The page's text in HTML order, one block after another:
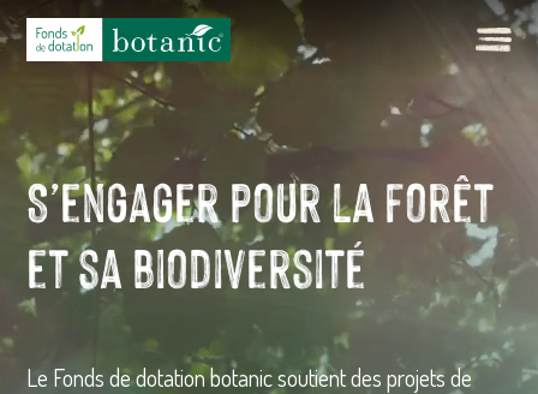
S’engager pour la forêt
et sa biodiversité
Le Fonds de dotation botanic soutient des projets de